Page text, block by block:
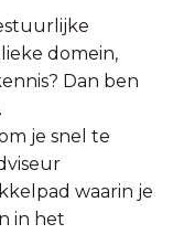
domein,
Dan ben
je snel te
waarin je
in het